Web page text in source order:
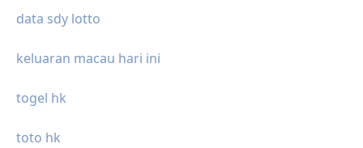
data sdy lotto
keluaran macau hari ini
togel hk
toto hk